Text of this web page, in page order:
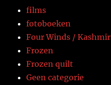
films
fotoboeken
Four Winds / Kashmir
Frozen
Frozen quilt
Geen categorie